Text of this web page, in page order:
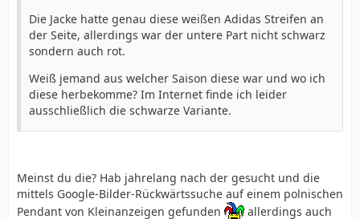
Die Jacke hatte genau diese weißen Adidas Streifen an
der Seite, allerdings war der untere Part nicht schwarz
sondern auch rot.
Weiß jemand aus welcher Saison diese war und wo ich
diese herbekomme? Im Internet finde ich leider
ausschließlich die schwarze Variante.
Meinst du die? Hab jahrelang nach der gesucht und die
mittels Google-Bilder-Rückwärtssuche auf einem polnischen
Pendant von Kleinanzeigen gefunden
allerdings auch